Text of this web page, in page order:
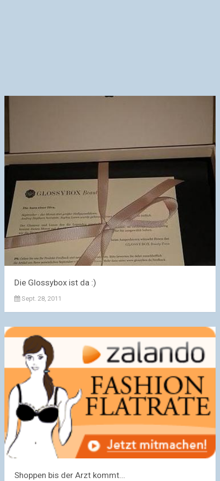
Die Glossybox ist da :)
Sept. 28, 2011
Shoppen bis der Arzt kommt...